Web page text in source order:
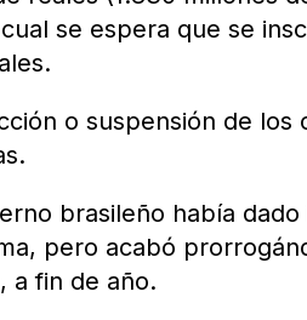
se espera que se
o suspensión de
brasileño había
pero acabó
a fin de año.